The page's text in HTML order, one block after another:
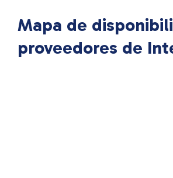
Mapa de
proveedores de